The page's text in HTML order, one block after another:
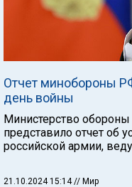
Отчет минобороны
день войны
Министерство
представило отчет об
российской армии,
21.10.2024 15:14 // Мир